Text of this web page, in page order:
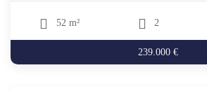
52 m² 2
239.000 €